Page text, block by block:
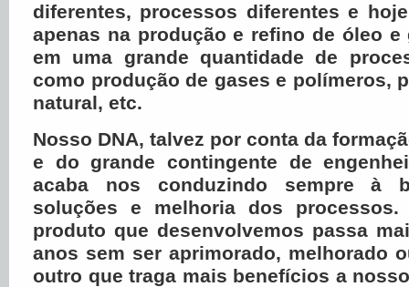
diferentes, processos diferentes e
apenas na produção e refino de óleo e
em uma grande quantidade de
como produção de gases e polímeros,
natural, etc.
Nosso DNA, talvez por conta da
e do grande contingente de
acaba nos conduzindo sempre à
soluções e melhoria dos processos.
produto que desenvolvemos passa
anos sem ser aprimorado, melhorado
outro que traga mais benefícios a